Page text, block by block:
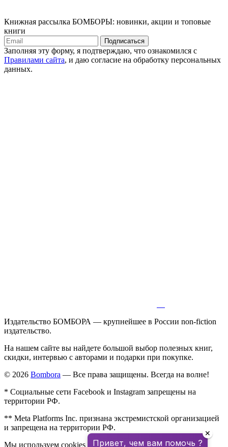
Книжная рассылка БОМБОРЫ: новинки, акции и топовые
книги
Подписаться
Заполняя эту форму, я подтверждаю, что ознакомился с
Правилами сайта, и даю согласие на обработку персональных
данных.
Издательство БОМБОРА — крупнейшее в России non-fiction
издательство.
На нашем сайте вы найдете большой выбор полезных книг,
скидки, интервью с авторами и подарки при покупке.
© 2026 Bombora — Все права защищены. Всегда на волне!
* Социальные сети Facebook и Instagram запрещены на
территории РФ.
** Meta Platforms Inc. признана экстремистской организацией
и запрещена на территории РФ.
Мы используем cookies для улучшения работы сайта.
Привет, чем вам помочь ?
✕